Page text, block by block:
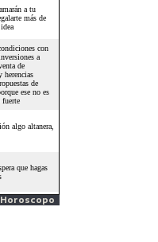
Horoscopo